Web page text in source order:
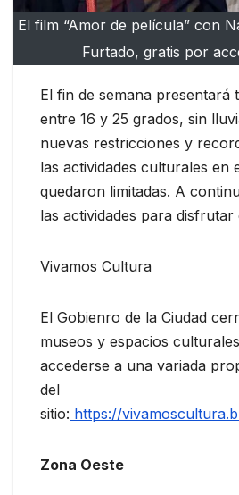
El film “Amor de película” con
Furtado, gratis por
El fin de semana presentará
entre 16 y 25 grados, sin
nuevas restricciones y
las actividades culturales en
quedaron limitadas. A
las actividades para disfrutar
Vivamos Cultura
El Gobienro de la Ciudad
museos y espacios
accederse a una variada
del
sitio: https://
Zona Oeste